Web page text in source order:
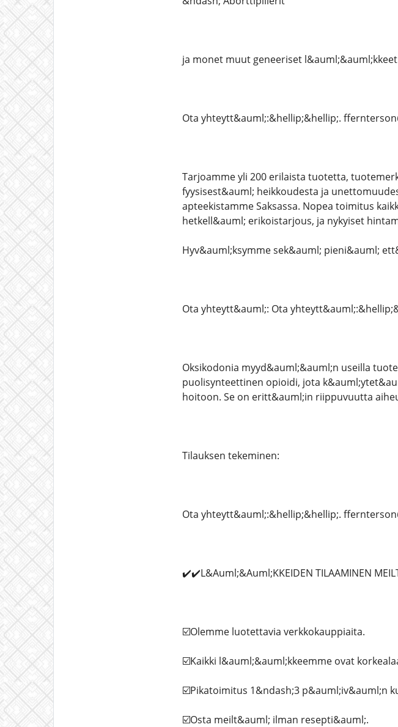
ja monet muut geneeriset
Ota yhteytt&auml;:&hellip;&hellip;.
Tarjoamme yli 200 erilaista tuotetta,
fyysisest&auml; heikkoudesta ja
apteekistamme Saksassa. Nopea toimitus
hetkell&auml; erikoistarjous, ja nykyiset
Hyv&auml;ksymme sek&auml; pieni&auml;
Ota yhteytt&auml;: Ota
Oksikodonia myyd&auml;&auml;n useilla
puolisynteettinen opioidi, jota
hoitoon. Se on eritt&auml;in riippuvuutta
Tilauksen tekeminen:
Ota yhteytt&auml;:&hellip;&hellip;.
✔️✔️L&Auml;&Auml;KKEIDEN TILAAMINEN
☑️Olemme luotettavia verkkokauppiaita.
☑️Kaikki l&auml;&auml;kkeemme ovat
☑️Pikatoimitus 1&ndash;3 p&auml;iv&auml;n
☑️Osta meilt&auml; ilman resepti&auml;.